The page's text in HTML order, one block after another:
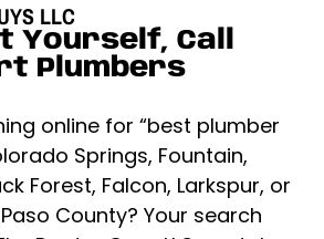
LLC
Yourself, Call
Plumbers
online for “best plumber
Springs, Fountain,
Forest, Falcon, Larkspur, or
County? Your search